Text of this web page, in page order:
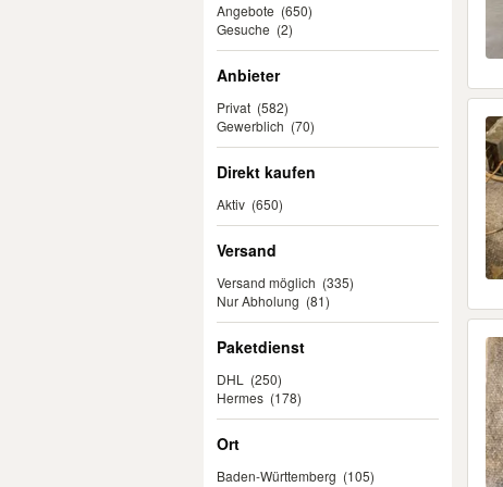
Angebote (650)
Gesuche (2)
Anbieter
Privat (582)
Gewerblich (70)
Direkt kaufen
Aktiv (650)
Versand
Versand möglich (335)
Nur Abholung (81)
Paketdienst
DHL
(250)
Hermes (178)
Ort
Baden-Württemberg (105)